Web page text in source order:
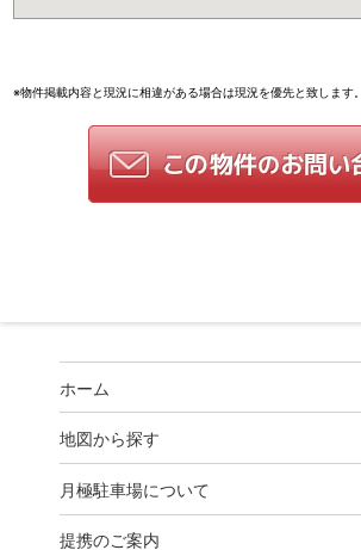
※物件掲載内容と現況に相違がある場合は現況を優先と致します。
ホーム
地図から探す
月極駐車場について
提携のご案内